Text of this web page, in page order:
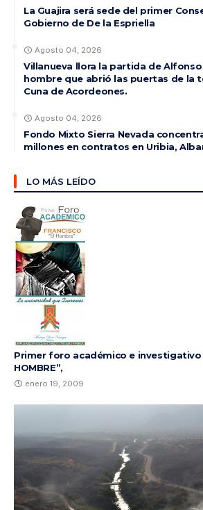
La Guajira será sede del primer
Gobierno de De la Espriella
Agosto 04, 2026
Villanueva llora la partida de Alfonso
hombre que abrió las puertas de la
Cuna de Acordeones.
Agosto 04, 2026
Fondo Mixto Sierra Nevada
millones en contratos en Uribia,
LO MÁS LEÍDO
Primer foro académico e investigativo
HOMBRE”,
enero 19, 2009